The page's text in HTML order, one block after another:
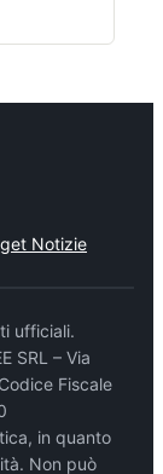
Notizie
ufficiali.
SRL – Via
Fiscale
in quanto
Non può